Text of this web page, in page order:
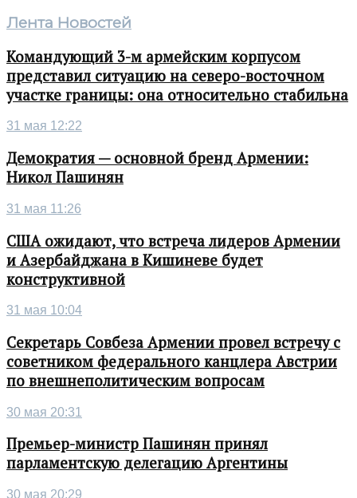
Лента Новостей
Командующий 3-м армейским корпусом
представил ситуацию на северо-восточном
участке границы: она относительно стабильна
31 мая 12:22
Демократия — основной бренд Армении:
Никол Пашинян
31 мая 11:26
США ожидают, что встреча лидеров Армении
и Азербайджана в Кишиневе будет
конструктивной
31 мая 10:04
Секретарь Совбеза Армении провел встречу с
советником федерального канцлера Австрии
по внешнеполитическим вопросам
30 мая 20:31
Премьер-министр Пашинян принял
парламентскую делегацию Аргентины
30 мая 20:29